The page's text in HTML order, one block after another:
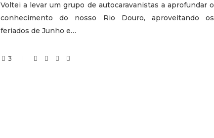
Voltei a levar um grupo de autocaravanistas a aprofundar o
conhecimento do nosso Rio Douro, aproveitando os
feriados de Junho e…
3